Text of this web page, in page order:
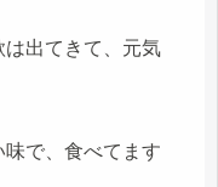
出てきて、元気
で、食べてます